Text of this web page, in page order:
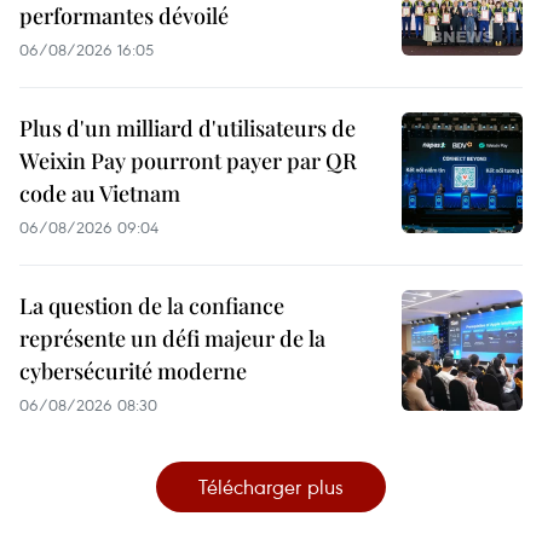
performantes dévoilé
06/08/2026 16:05
Plus d'un milliard d'utilisateurs de
Weixin Pay pourront payer par QR
code au Vietnam
06/08/2026 09:04
La question de la confiance
représente un défi majeur de la
cybersécurité moderne
06/08/2026 08:30
Télécharger plus